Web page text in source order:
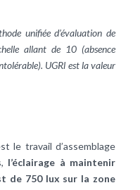
unifiée d’évaluation de
allant de 10 (absence
UGRl est la valeur
le travail d’assemblage
l’éclairage à maintenir
de 750 lux sur la zone